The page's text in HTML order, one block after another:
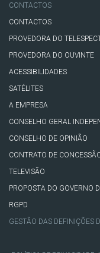
CONTACTOS
CONTACTOS
PROVEDORA DO
PROVEDORA DO OUVINTE
ACESSIBILIDADES
SATÉLITES
A EMPRESA
CONSELHO GERAL
CONSELHO DE OPINIÃO
CONTRATO DE
TELEVISÃO
PROPOSTA DO GOVERNO
RGPD
GESTÃO DAS DEFINIÇÕES